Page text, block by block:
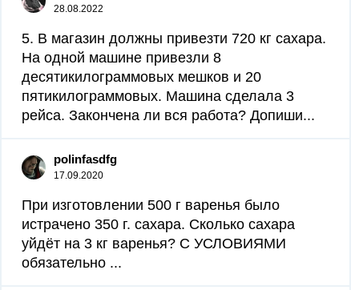
28.08.2022
5. В магазин должны привезти 720 кг сахара.
На одной машине привезли 8
десятикилограммовых мешков и 20
пятикилограммовых. Машина сделала 3
рейса. Закончена ли вся работа? Допиши...
polinfasdfg
17.09.2020
При изготовлении 500 г варенья было
истрачено 350 г. сахара. Сколько сахара
уйдёт на 3 кг варенья? С УСЛОВИЯМИ
обязательно ​...